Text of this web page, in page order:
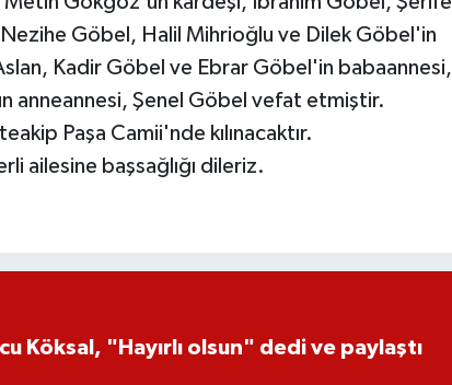
Göbel, Halil Mihrioğlu ve Dilek Göbel'in
Kadir Göbel ve Ebrar Göbel'in babaannesi,
anneannesi, Şenel Göbel vefat etmiştir.
Paşa Camii'nde kılınacaktır.
ailesine başsağlığı dileriz.
Köksal, "Hayırlı olsun" dedi ve paylaştı